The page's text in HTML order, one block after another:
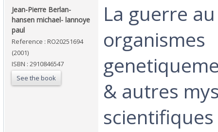
‎Jean-Pierre Berlan-
hansen michael- lannoye
paul‎
Reference : RO20251694
(2001)
ISBN : 2910846547
See the book
‎La guerre
organismes
& autres
scientifiques‎